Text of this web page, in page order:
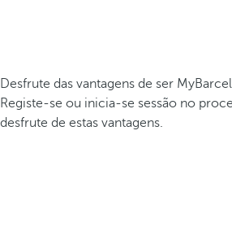
Desfrute das vantagens de ser
Registe-se ou inicia-se sessão no
desfrute de estas vantagens.